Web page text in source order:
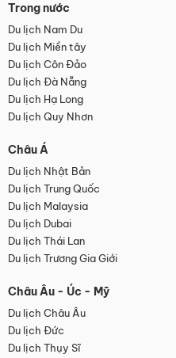
Trong nước
Du lịch Nam Du
Du lịch Miền tây
Du lịch Côn Đảo
Du lịch Đà Nẵng
Du lịch Hạ Long
Du lịch Quy Nhơn
Châu Á
Du lịch Nhật Bản
Du lịch Trung Quốc
Du lịch Malaysia
Du lịch Dubai
Du lịch Thái Lan
Du lịch Trương Gia Giới
Châu Âu - Úc - Mỹ
Du lịch Châu Âu
Du lịch Đức
Du lịch Thụy Sĩ